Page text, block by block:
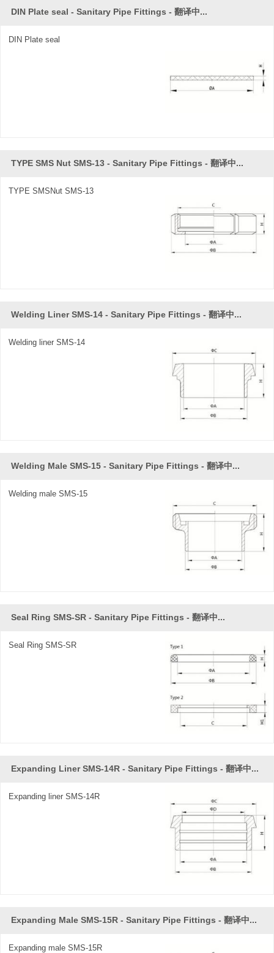
DIN Plate seal - Sanitary Pipe Fittings - 翻译中...
DIN Plate seal
TYPE SMS Nut SMS-13 - Sanitary Pipe Fittings - 翻译中...
TYPE SMSNut SMS-13
Welding Liner SMS-14 - Sanitary Pipe Fittings - 翻译中...
Welding liner SMS-14
Welding Male SMS-15 - Sanitary Pipe Fittings - 翻译中...
Welding male SMS-15
Seal Ring SMS-SR - Sanitary Pipe Fittings - 翻译中...
Seal Ring SMS-SR
Expanding Liner SMS-14R - Sanitary Pipe Fittings - 翻译中...
Expanding liner SMS-14R
Expanding Male SMS-15R - Sanitary Pipe Fittings - 翻译中...
Expanding male SMS-15R